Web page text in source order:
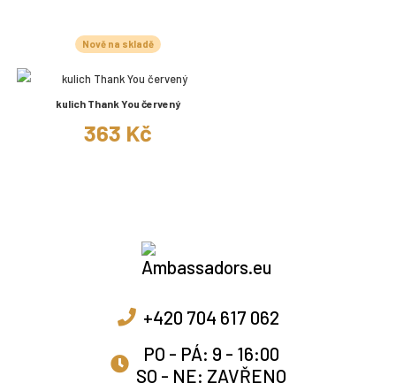
Nově na skladě
kulich Thank You červený
363 Kč
+420 704 617 062
PO - PÁ: 9 - 16:00
SO - NE: ZAVŘENO